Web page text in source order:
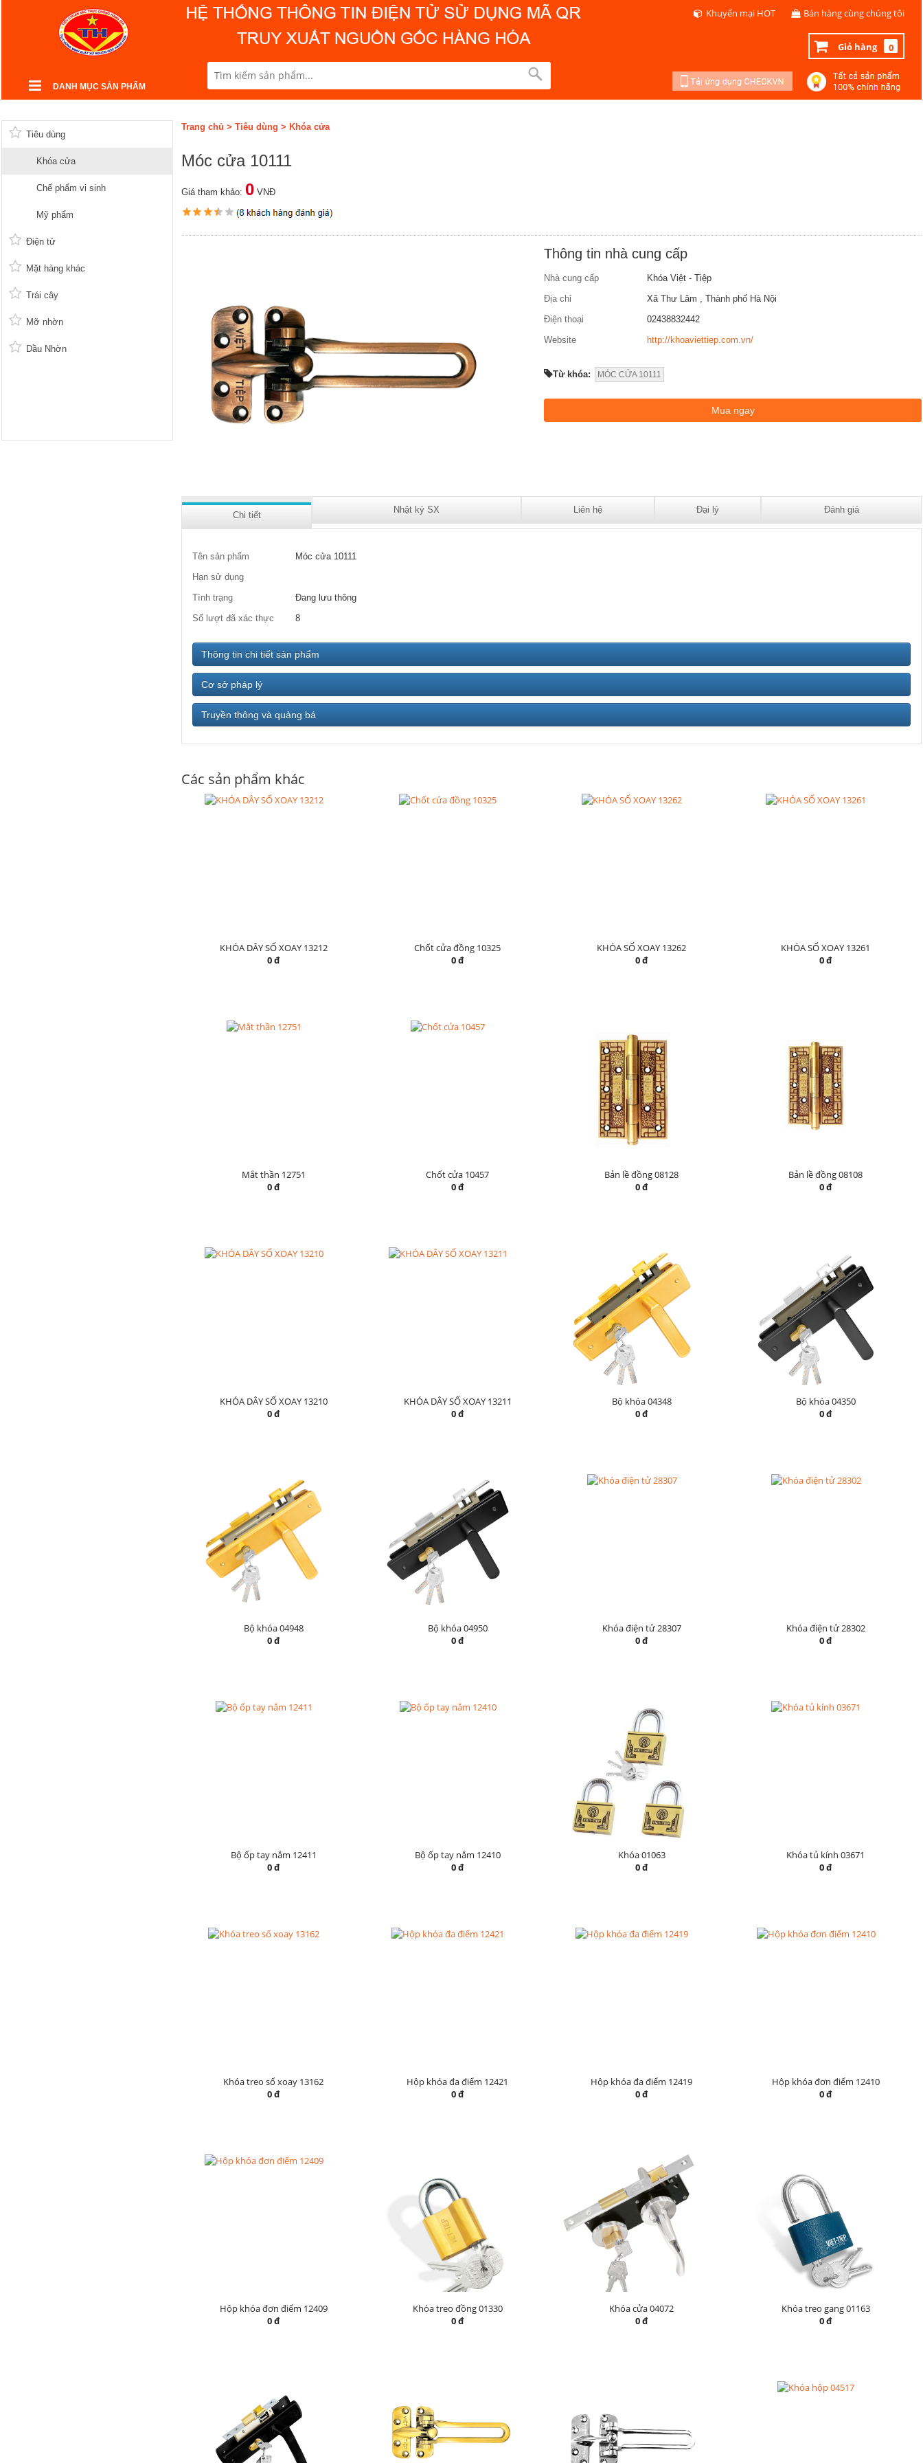
DANH MỤC SẢN PHẨM
Khuyến mại HOT Bán hàng cùng chúng tôi
Giỏ hàng 0
Tiêu dùng
Khóa cửa
Chế phẩm vi sinh
Mỹ phẩm
Điện tử
Mặt hàng khác
Trái cây
Mỡ nhờn
Dầu Nhờn
Trang chủ > Tiêu dùng > Khóa cửa
Móc cửa 10111
Giá tham khảo: 0 VNĐ
Thông tin nhà cung cấp
Nhà cung cấp
Khóa Việt - Tiệp
Địa chỉ
Xã Thư Lâm , Thành phố Hà Nội
Điện thoại
02438832442
Website
http://khoaviettiep.com.vn/
Từ khóa: MÓC CỬA 10111
Chi tiết
Nhật ký SX Liên hệ Đại lý Đánh giá
Tên sản phẩm
Móc cửa 10111
Hạn sử dụng
Tình trạng
Đang lưu thông
Số lượt đã xác thực
8
Thông tin chi tiết sản phẩm
Cơ sở pháp lý
Truyền thông và quảng bá
Các sản phẩm khác
KHÓA DÂY SỐ XOAY 13212
0 đ
Chốt cửa đồng 10325
0 đ
KHÓA SỐ XOAY 13262
0 đ
KHÓA SỐ XOAY 13261
0 đ
Mắt thần 12751
0 đ
Chốt cửa 10457
0 đ
Bản lề đồng 08128
0 đ
Bản lề đồng 08108
0 đ
KHÓA DÂY SỐ XOAY 13210
0 đ
KHÓA DÂY SỐ XOAY 13211
0 đ
Bộ khóa 04348
0 đ
Bộ khóa 04350
0 đ
Bộ khóa 04948
0 đ
Bộ khóa 04950
0 đ
Khóa điện tử 28307
0 đ
Khóa điện tử 28302
0 đ
Bộ ốp tay nắm 12411
0 đ
Bộ ốp tay nắm 12410
0 đ
Khóa 01063
0 đ
Khóa tủ kính 03671
0 đ
Khóa treo số xoay 13162
0 đ
Hộp khóa đa điểm 12421
0 đ
Hộp khóa đa điểm 12419
0 đ
Hộp khóa đơn điểm 12410
0 đ
Hộp khóa đơn điểm 12409
0 đ
Khóa treo đồng 01330
0 đ
Khóa cửa 04072
0 đ
Khóa treo gang 01163
0 đ